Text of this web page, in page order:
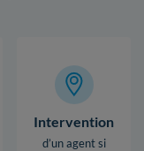
Intervention
d’un agent si